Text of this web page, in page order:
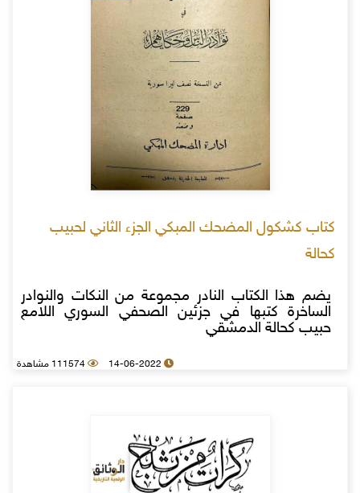
كتاب كشكول المضحك المبكي الجزء الثاني لحبيب
كحالة
يضم هذا الكتاب النادر مجموعة من النكات والنوادر
الساخرة كتبها في جزئين الصحفي السوري اللامع
حبيب كحالة الدمشقي
14-06-2022 111574 مشاهدة